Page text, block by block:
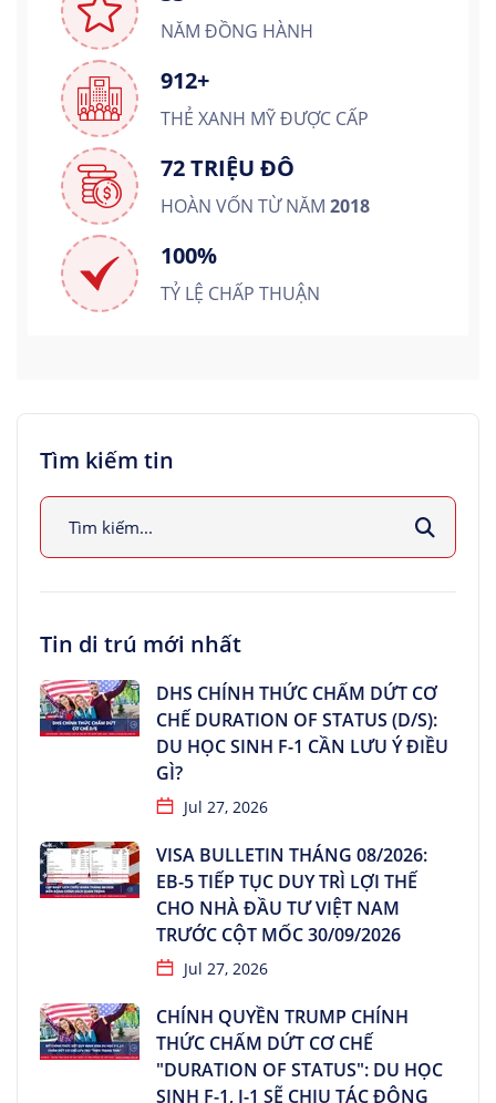
NĂM ĐỒNG HÀNH
912+
THẺ XANH MỸ ĐƯỢC CẤP
72 TRIỆU ĐÔ
HOÀN VỐN TỪ NĂM 2018
100%
TỶ LỆ CHẤP THUẬN
Tìm kiếm tin
Tin di trú mới nhất
DHS CHÍNH THỨC CHẤM DỨT CƠ
CHẾ DURATION OF STATUS (D/S):
DU HỌC SINH F-1 CẦN LƯU Ý ĐIỀU
GÌ?
Jul 27, 2026
VISA BULLETIN THÁNG 08/2026:
EB-5 TIẾP TỤC DUY TRÌ LỢI THẾ
CHO NHÀ ĐẦU TƯ VIỆT NAM
TRƯỚC CỘT MỐC 30/09/2026
Jul 27, 2026
CHÍNH QUYỀN TRUMP CHÍNH
THỨC CHẤM DỨT CƠ CHẾ
"DURATION OF STATUS": DU HỌC
SINH F-1, J-1 SẼ CHỊU TÁC ĐỘNG